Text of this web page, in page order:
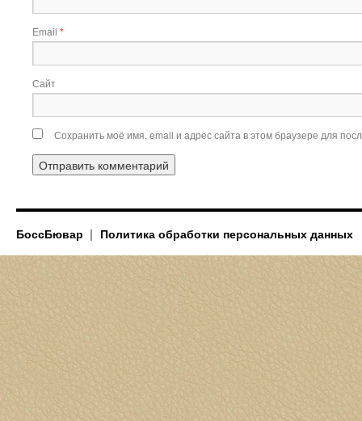
Email *
Сайт
Сохранить моё имя, email и адрес сайта в этом браузере для
БоссБювар Политика обработки персональных данных